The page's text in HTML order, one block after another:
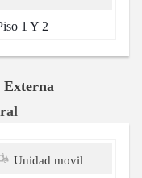
1 Y 2
Externa
Unidad movil